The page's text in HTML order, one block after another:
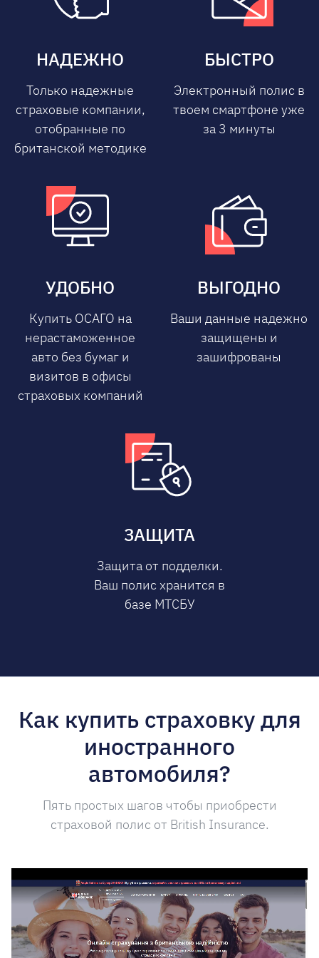
НАДЕЖНО
Только надежные
страховые компании,
отобранные по
британской методике
БЫСТРО
Электронный полис в
твоем смартфоне уже
за 3 минуты
УДОБНО
Купить ОСАГО на
нерастаможенное
авто без бумаг и
визитов в офисы
страховых компаний
ВЫГОДНО
Ваши данные надежно
защищены и
зашифрованы
ЗАЩИТА
Защита от подделки.
Ваш полис хранится в
базе МТСБУ
Как купить страховку для
иностранного
автомобиля?
Пять простых шагов чтобы приобрести
страховой полис от British Insurance.